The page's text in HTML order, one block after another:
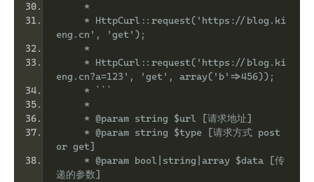
     *
     * HttpCurl::request('https://blog.ki
eng.cn', 'get');
     *
     * HttpCurl::request('https://blog.ki
eng.cn?a=123', 'get', array('b'=>456));
     * ```
     *
     * @param string $url [请求地址]
     * @param string $type [请求方式 post
or get]
     * @param bool|string|array $data [传
递的参数]